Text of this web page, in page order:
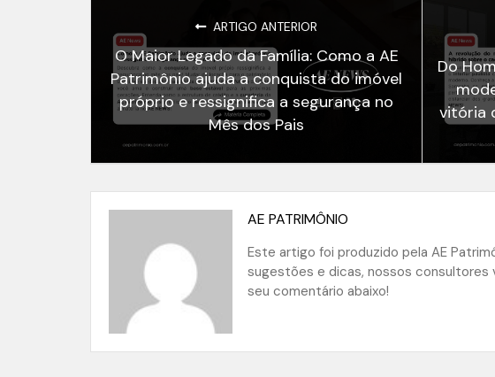
ARTIGO ANTERIOR
O Maior Legado da Família: Como a AE
Patrimônio ajuda a conquista do imóvel
próprio e ressignifica a segurança no
Mês dos Pais
Do
vitória
AE PATRIMÔNIO
Este artigo foi produzido pela AE
sugestões e dicas, nossos consultores
seu comentário abaixo!